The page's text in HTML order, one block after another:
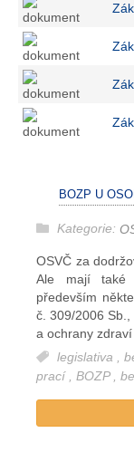
BOZP U
Kategorie:
OSVČ za
Ale mají také
především
č. 309/2006
a ochrany zdraví
legislativa ,
prací , BOZP ,